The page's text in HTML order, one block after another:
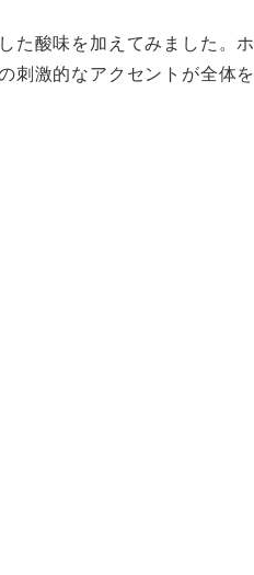
た酸味を加えてみました。ホ
刺激的なアクセントが全体を